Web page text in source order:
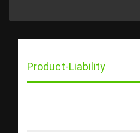
Product-Liability